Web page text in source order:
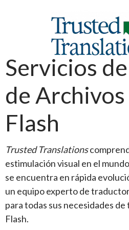
Servicios
de
Flash
Trusted Translations
estimulación visual en el
se encuentra en rápida
un equipo experto de
para todas sus necesidades
Flash.